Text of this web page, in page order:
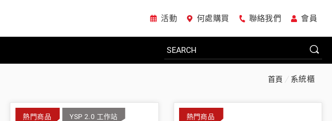
活動 何處購買 聯絡我們 會員
首頁 系統櫃
熱門商品 YSP 2.0 工作站 熱門商品